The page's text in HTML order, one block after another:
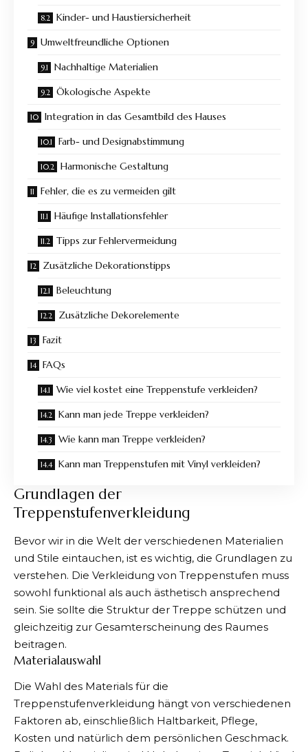
Kinder- und Haustiersicherheit
Umweltfreundliche Optionen
Nachhaltige Materialien
Ökologische Aspekte
Integration in das Gesamtbild des Hauses
Farb- und Designabstimmung
Harmonische Gestaltung
Fehler, die es zu vermeiden gilt
Häufige Installationsfehler
Tipps zur Fehlervermeidung
Zusätzliche Dekorationstipps
Beleuchtung
Zusätzliche Dekorelemente
Fazit
FAQs
Wie viel kostet eine Treppenstufe verkleiden?
Kann man jede Treppe verkleiden?
Wie kann man Treppe verkleiden?
Kann man Treppenstufen mit Vinyl verkleiden?
Grundlagen der
Treppenstufenverkleidung
Bevor wir in die Welt der verschiedenen Materialien
und Stile eintauchen, ist es wichtig, die Grundlagen zu
verstehen. Die Verkleidung von Treppenstufen muss
sowohl funktional als auch ästhetisch ansprechend
sein. Sie sollte die Struktur der Treppe schützen und
gleichzeitig zur Gesamterscheinung des Raumes
beitragen.
Materialauswahl
Die Wahl des Materials für die
Treppenstufenverkleidung hängt von verschiedenen
Faktoren ab, einschließlich Haltbarkeit, Pflege,
Kosten und natürlich dem persönlichen Geschmack.